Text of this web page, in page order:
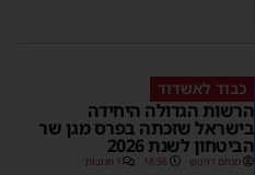
כבוד לאשדוד
הרשות הגדולה היחידה
בישראל שזכתה בפרס מגן שר
הביטחון לשנת 2026
מנחם דויטש 18:36 1 תגובות